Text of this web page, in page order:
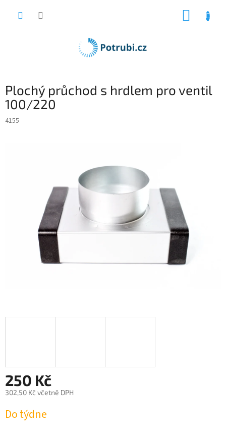
Plochý průchod s hrdlem pro ventil
100/220
4155
250 Kč
302,50 Kč včetně DPH
cena:
Do týdne